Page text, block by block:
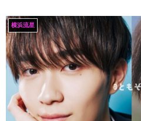
横浜流星